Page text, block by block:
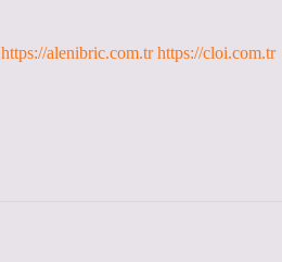
https://alenibric.com.tr https://cloi.com.tr